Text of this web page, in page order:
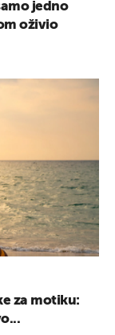
jedno
oživio
za motiku: